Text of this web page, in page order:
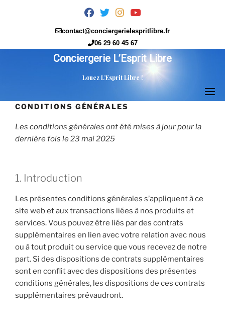
fab
facebook
fab
twitter
fab
instagram
fab
youtube
contact@conciergerielespritlibre.fr
06 29 60 45 67
Conciergerie L’Esprit Libre
Louez L’Esprit Libre !
CONDITIONS GÉNÉRALES
Les conditions générales ont été mises à jour pour la
dernière fois le 23 mai 2025
1. Introduction
Les présentes conditions générales s’appliquent à ce
site web et aux transactions liées à nos produits et
services. Vous pouvez être liés par des contrats
supplémentaires en lien avec votre relation avec nous
ou à tout produit ou service que vous recevez de notre
part. Si des dispositions de contrats supplémentaires
sont en conflit avec des dispositions des présentes
conditions générales, les dispositions de ces contrats
supplémentaires prévaudront.